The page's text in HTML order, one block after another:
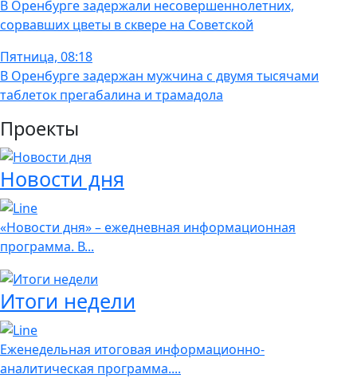
В Оренбурге задержали несовершеннолетних,
сорвавших цветы в сквере на Советской
Пятница, 08:18
В Оренбурге задержан мужчина с двумя тысячами
таблеток прегабалина и трамадола
Проекты
Новости дня
«Новости дня» – ежедневная информационная
программа. В...
Итоги недели
Еженедельная итоговая информационно-
аналитическая программа....